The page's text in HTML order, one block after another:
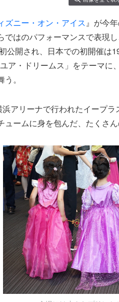
ズニー・オン・アイス』が今
ではのパフォーマンスで表現
公開され、日本での初開催は
ア・ドリームス」をテーマに
。
アリーナで行われたイープ
ュームに身を包んだ、たくさ